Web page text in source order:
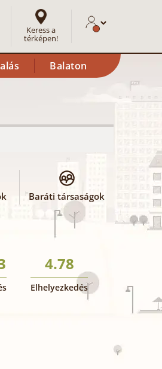
Keress a
térképen!
Balaton
Baráti társaságok
4.78
Elhelyezkedés